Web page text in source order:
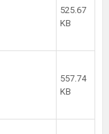
525.67
KB
557.74
KB